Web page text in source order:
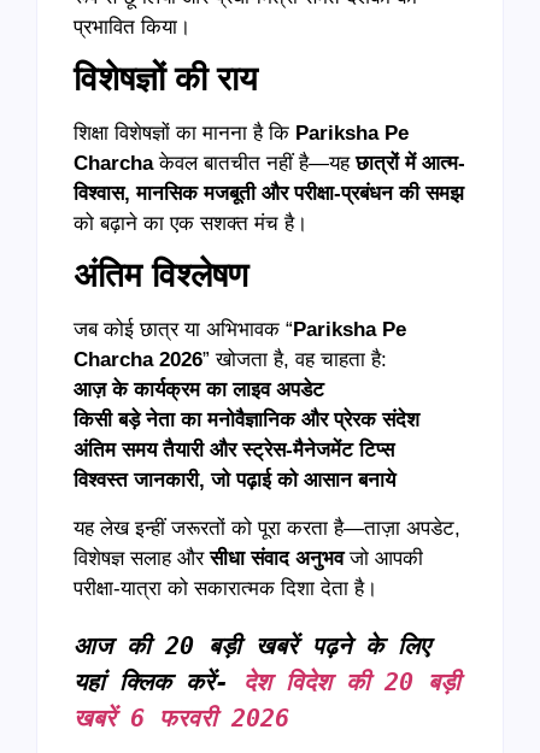
प्रभावित किया।
विशेषज्ञों की राय
शिक्षा विशेषज्ञों का मानना है कि Pariksha Pe
Charchaकेवल बातचीत नहीं है—यहछात्रों में आत्म-
विश्वास,मानसिक मजबूती और परीक्षा-प्रबंधन की समझ
को बढ़ाने का एक सशक्त मंच है।
अंतिम विश्लेषण
जब कोई छात्र या अभिभावक “ Pariksha Pe
Charcha 2026” खोजता है, वह चाहता है:
आज़ के कार्यक्रम का लाइव अपडेट
किसी बड़े नेता का मनोवैज्ञानिक और प्रेरक संदेश
अंतिम समय तैयारी और स्ट्रेस-मैनेजमेंट टिप्स
विश्वस्त जानकारी,जो पढ़ाई को आसान बनाये
यह लेख इन्हीं जरूरतों को पूरा करता है—ताज़ा अपडेट,
विशेषज्ञ सलाह औरसीधा संवाद अनुभवजो आपकी
परीक्षा-यात्रा को सकारात्मक दिशा देता है।
आज की 20 बड़ी खबरें पढ़ने के लिए
यहां क्लिक करें- देश विदेश की 20 बड़ी
खबरें 6 फरवरी 2026